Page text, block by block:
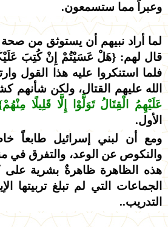
وعبراً مما ستسمعون.
لما أراد نبيهم أن يستوثق من
قال لهم: {هَلْ عَسَيْتُمْ إِنْ كُتِبَ عَلَيْكُمُ
فلما استنكروا عليه هذا القول
الله عليهم القتال، ولكن شأنهم
عَلَيْهِمُ الْقِتَالُ تَوَلَّوْا إِلَّا قَلِيلًا
الأول.
ومع أن لبني إسرائيل طابعاً
والنكوص عن الوعد، والتفرق في
هذه الظاهرة ظاهرةٌ بشرية
الجماعات التي لم تبلغ تربيتها
التدريب..